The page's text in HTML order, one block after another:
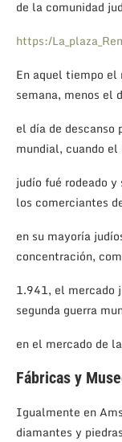
de la comunidad
https:/
En aquel tiempo
semana, menos el
el día de descanso
mundial, cuando el
judío fué rodeado
los comerciantes
en su mayoría
concentración,
1.941, el mercado
segunda guerra
en el mercado de
Fábricas y
Igualmente en
diamantes y